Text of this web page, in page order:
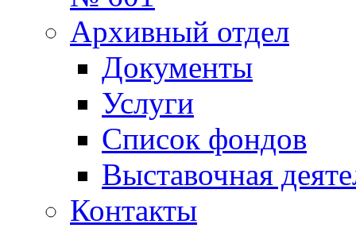
Архивный отдел
Документы
Услуги
Список фондов
Выставочная
Контакты